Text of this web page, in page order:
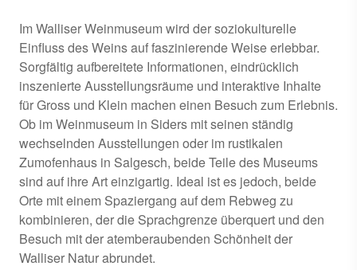
Im Walliser Weinmuseum wird der soziokulturelle
Einfluss des Weins auf faszinierende Weise erlebbar.
Sorgfältig aufbereitete Informationen, eindrücklich
inszenierte Ausstellungsräume und interaktive Inhalte
für Gross und Klein machen einen Besuch zum Erlebnis.
Ob im Weinmuseum in Siders mit seinen ständig
wechselnden Ausstellungen oder im rustikalen
Zumofenhaus in Salgesch, beide Teile des Museums
sind auf ihre Art einzigartig. Ideal ist es jedoch, beide
Orte mit einem Spaziergang auf dem Rebweg zu
kombinieren, der die Sprachgrenze überquert und den
Besuch mit der atemberaubenden Schönheit der
Walliser Natur abrundet.